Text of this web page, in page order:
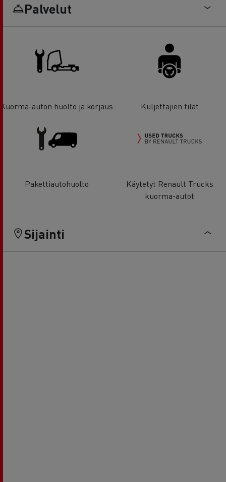
Palvelut
Kuorma-auton huolto ja korjaus Kuljettajien tilat
Pakettiautohuolto
Käytetyt Renault Trucks
kuorma-autot
Sijainti